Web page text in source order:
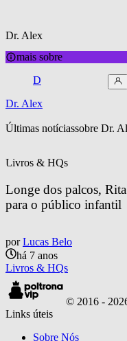
Dr. Alex
mais sobre
D
Dr. Alex
Últimas notíciassobre Dr.
Livros & HQs
Longe dos palcos,
para o público infantil
por Lucas Belo
há 7 anos
Livros & HQs
© 2016 -
Links úteis
Sobre Nós